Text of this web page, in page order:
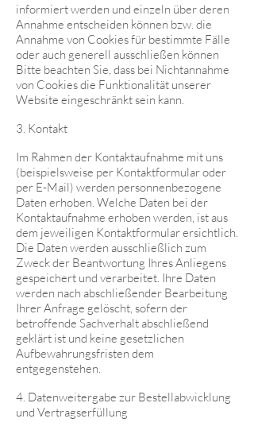
informiert werden und einzeln über deren
Annahme entscheiden können bzw. die
Annahme von Cookies für bestimmte Fälle
oder auch generell ausschließen können
Bitte beachten Sie, dass bei Nichtannahme
von Cookies die Funktionalität unserer
Website eingeschränkt sein kann.
3. Kontakt
Im Rahmen der Kontaktaufnahme mit uns
(beispielsweise per Kontaktformular oder
per E-Mail) werden personnenbezogene
Daten erhoben. Welche Daten bei der
Kontaktaufnahme erhoben werden, ist aus
dem jeweiligen Kontaktformular ersichtlich.
Die Daten werden ausschließlich zum
Zweck der Beantwortung Ihres Anliegens
gespeichert und verarbeitet. Ihre Daten
werden nach abschließender Bearbeitung
Ihrer Anfrage gelöscht, sofern der
betroffende Sachverhalt abschließend
geklärt ist und keine gesetzlichen
Aufbewahrungsfristen dem
entgegenstehen.
4. Datenweitergabe zur Bestellabwicklung
und Vertragserfüllung